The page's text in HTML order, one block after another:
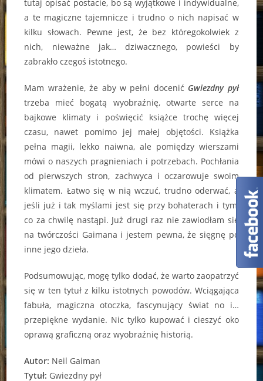
tutaj opisać postacie, bo są wyjątkowe i indywidualne,
a te magiczne tajemnicze i trudno o nich napisać w
kilku słowach. Pewne jest, że bez któregokolwiek z
nich, nieważne jak… dziwacznego, powieści by
zabrakło czegoś istotnego.
Mam wrażenie, że aby w pełni docenić Gwiezdny pył
trzeba mieć bogatą wyobraźnię, otwarte serce na
bajkowe klimaty i poświęcić książce trochę więcej
czasu, nawet pomimo jej małej objętości. Książka
pełna magii, lekko naiwna, ale pomiędzy wierszami
mówi o naszych pragnieniach i potrzebach. Pochłania
od pierwszych stron, zachwyca i oczarowuje swoim
klimatem. Łatwo się w nią wczuć, trudno oderwać, a
jeśli już i tak myślami jest się przy bohaterach i tym,
co za chwilę nastąpi. Już drugi raz nie zawiodłam się
na twórczości Gaimana i jestem pewna, że sięgnę po
inne jego dzieła.
Podsumowując, mogę tylko dodać, że warto zaopatrzyć
się w ten tytuł z kilku istotnych powodów. Wciągająca
fabuła, magiczna otoczka, fascynujący świat no i…
przepiękne wydanie. Nic tylko kupować i cieszyć oko
oprawą graficzną oraz wyobraźnię historią.
Autor: Neil Gaiman
Tytuł: Gwiezdny pył